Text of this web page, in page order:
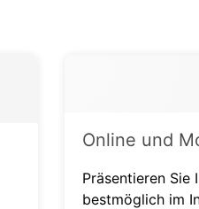
Online und
Präsentieren Sie
bestmöglich im